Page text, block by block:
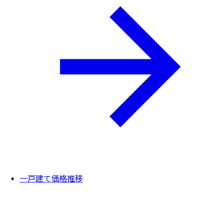
一戸建て価格推移